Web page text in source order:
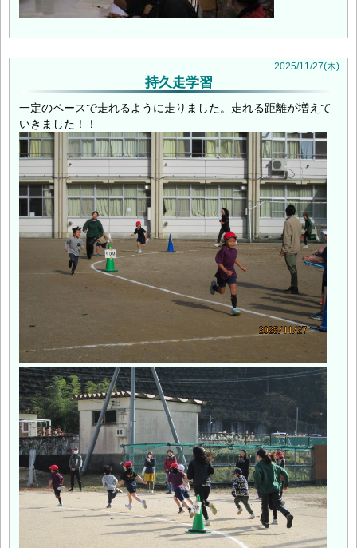
2025/11 /27(木)
持久走学習
一定のペースで走れるように走りました。走れる距離が増えて
いきました！！